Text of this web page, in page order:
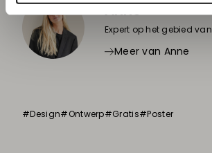
Anne
Expert op het gebied van
Meer van Anne
#Design#Ontwerp#Gratis#Poster